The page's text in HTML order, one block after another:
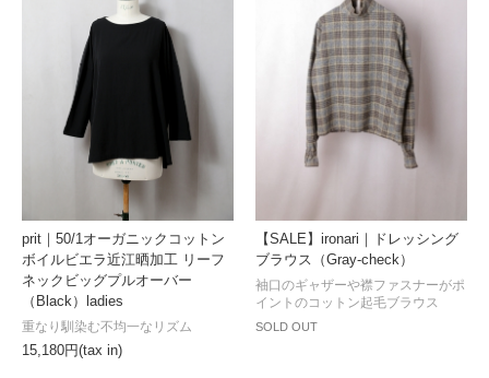
prit｜50/1オーガニックコットン
ボイルビエラ近江晒加工 リーフ
ネックビッグプルオーバー
（Black）ladies
15,180円(tax in)
重なり馴染む不均一なリズム
【SALE】ironari｜ドレッシング
ブラウス（Gray-check）
SOLD OUT
袖口のギャザーや襟ファスナーがポ
イントのコットン起毛ブラウス